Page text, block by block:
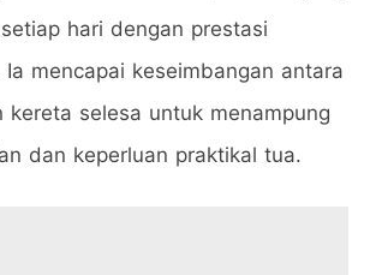
hari dengan prestasi
mencapai keseimbangan antara
kereta selesa untuk menampung
dan keperluan praktikal tua.